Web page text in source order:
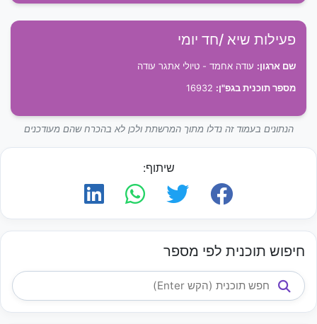
פעילות שיא /חד יומי
שם ארגון: עודה אחמד - טיולי אתגר עודה
מספר תוכנית בגפ"ן:
הנתונים בעמוד זה נדלו מתוך המרשתת ולכן לא בהכרח שהם מעודכנים
שיתוף:
חיפוש תוכנית לפי מספר